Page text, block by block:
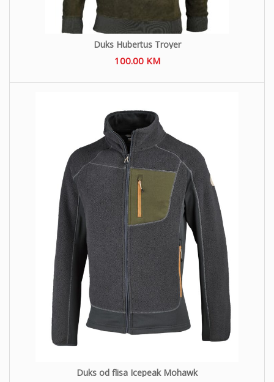
Duks Hubertus Troyer
100.00 KM
Duks od flisa Icepeak Mohawk